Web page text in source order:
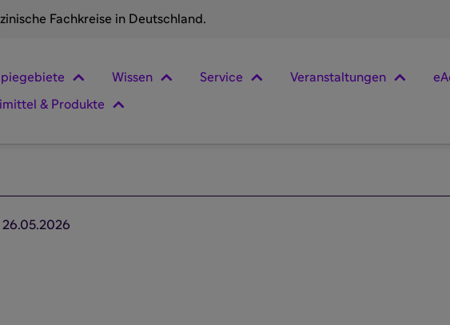
Fachkreise in Deutschland.
Wissen Service Veranstaltungen
& Produkte
26.05.2026